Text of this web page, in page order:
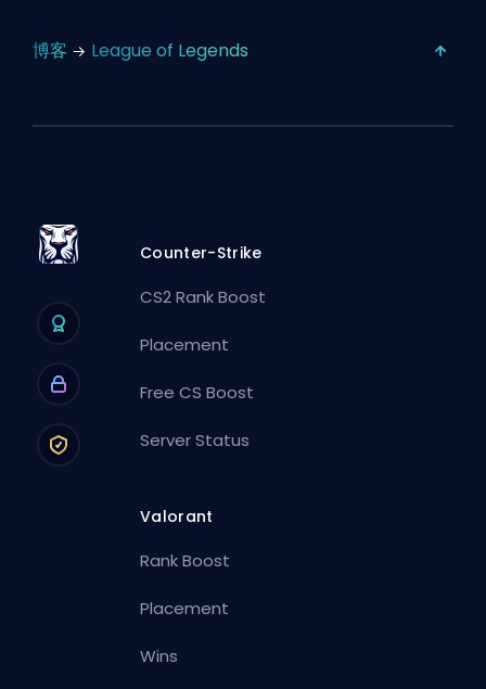
博客 League of Legends
Counter-Strike
CS2 Rank Boost
Placement
Free CS Boost
Server Status
Valorant
Rank Boost
Placement
Wins